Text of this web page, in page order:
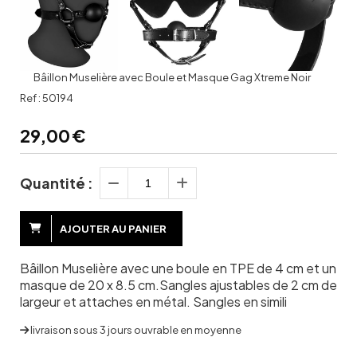
Bâillon Muselière avec Boule et Masque Gag Xtreme Noir
Ref :50194
29,00€
Quantité :
AJOUTER AU PANIER
Bâillon Muselière avec une boule en TPE de 4 cm et un
masque de 20 x 8.5 cm.Sangles ajustables de 2 cm de
largeur et attaches en métal. Sangles en simili
livraison sous 3 jours ouvrable en moyenne